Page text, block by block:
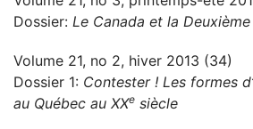
Dossier: Le Canada et la
Volume 21, no 2, hiver 2013 (34)
Dossier 1: Contester ! Les formes
au Québec au XXe siècle